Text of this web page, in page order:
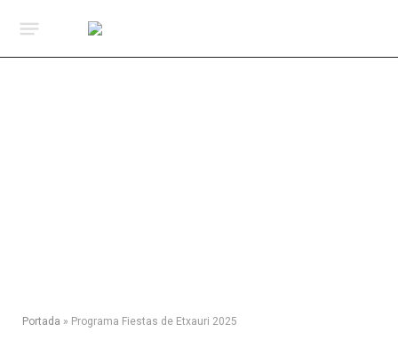
Portada » Programa Fiestas de Etxauri 2025